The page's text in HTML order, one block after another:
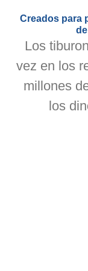
Creados para
Los
vez en los
millones
los